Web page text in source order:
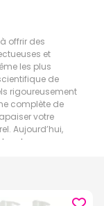
offrir des
et
les plus
de
rigoureusement
complète de
votre
Aujourd’hui,